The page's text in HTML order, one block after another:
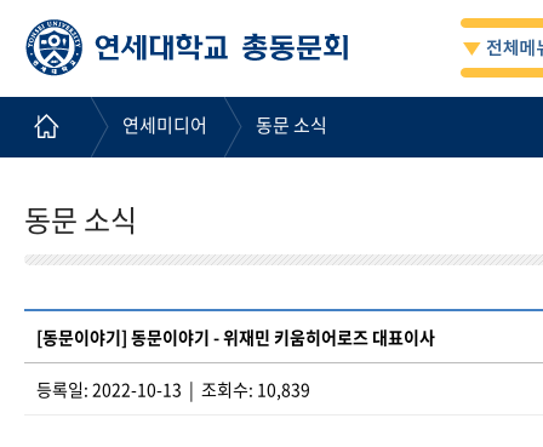
연세미디어 동문 소식
동문 소식
[동문이야기] 동문이야기 - 위재민 키움히어로즈 대표이사
등록일: 2022-10-13 | 조회수: 10,839